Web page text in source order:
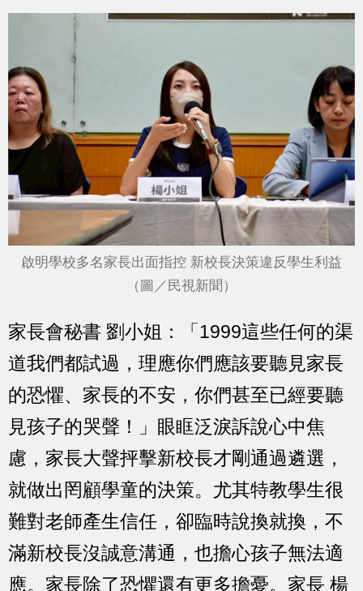
啟明學校多名家長出面指控 新校長決策違反學生利益
（圖／民視新聞）
家長會秘書 劉小姐：「1999這些任何的渠
道我們都試過，理應你們應該要聽見家長
的恐懼、家長的不安，你們甚至已經要聽
見孩子的哭聲！」眼眶泛淚訴說心中焦
慮，家長大聲抨擊新校長才剛通過遴選，
就做出罔顧學童的決策。尤其特教學生很
難對老師產生信任，卻臨時說換就換，不
滿新校長沒誠意溝通，也擔心孩子無法適
應。家長除了恐懼還有更多擔憂。家長 楊